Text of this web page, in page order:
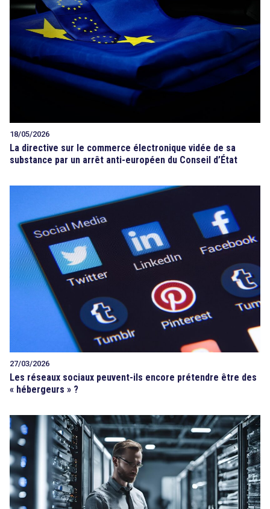
18/05/2026
La directive sur le commerce électronique vidée de sa
substance par un arrêt anti-européen du Conseil d’État
27/03/2026
Les réseaux sociaux peuvent-ils encore prétendre être des
« hébergeurs » ?